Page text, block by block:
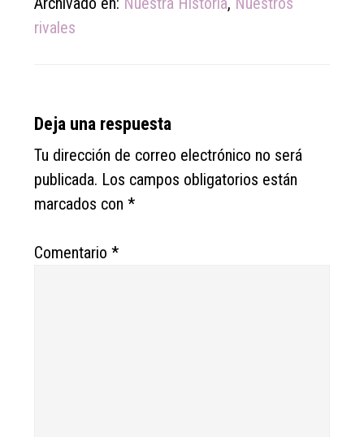
rivales
Reader
Interactions
Deja una respuesta
Tu dirección de correo electrónico no será
publicada. Los campos obligatorios están
marcados con*
Comentario*